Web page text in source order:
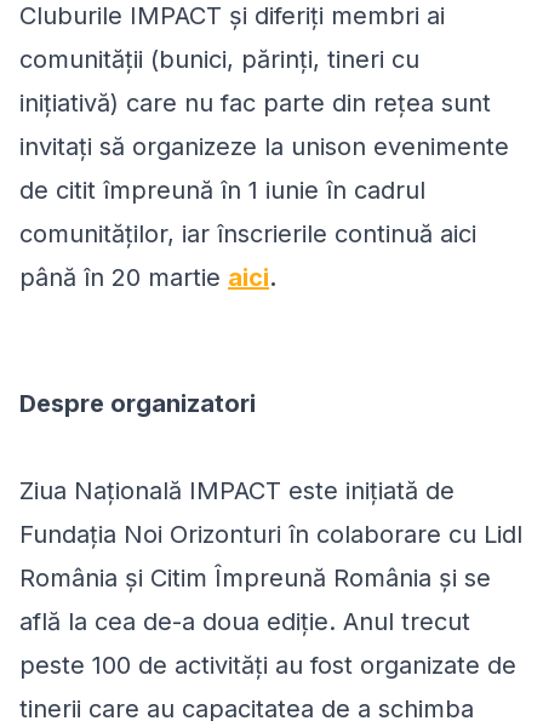
Cluburile IMPACT și diferiți membri ai
comunității (bunici, părinți, tineri cu
inițiativă) care nu fac parte din rețea sunt
invitați să organizeze la unison evenimente
de citit împreună în 1 iunie în cadrul
comunităților, iar înscrierile continuă aici
până în 20 martie aici.
Despre organizatori
Ziua Națională IMPACT este inițiată de
Fundația Noi Orizonturi în colaborare cu Lidl
România și Citim Împreună România și se
află la cea de-a doua ediție. Anul trecut
peste 100 de activități au fost organizate de
tinerii care au capacitatea de a schimba